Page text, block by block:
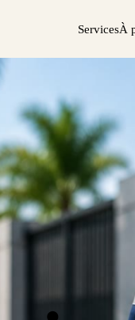
ServicesÀ